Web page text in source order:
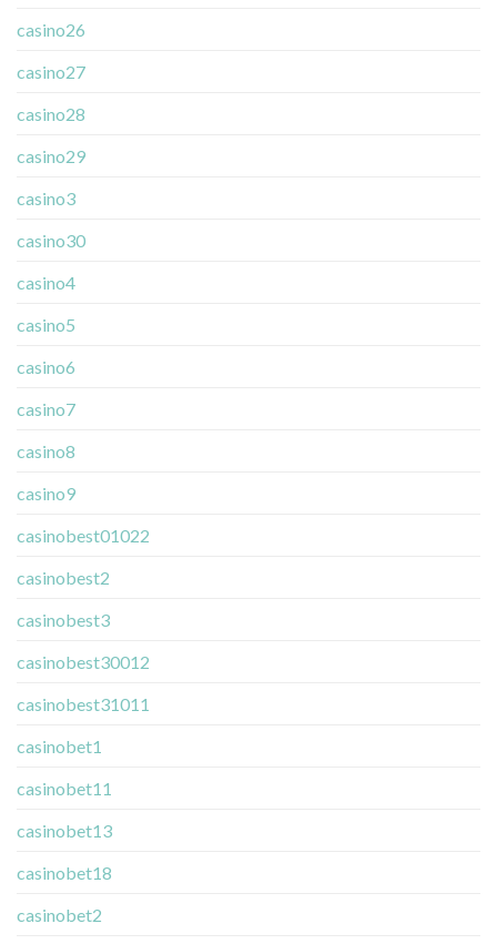
casino26
casino27
casino28
casino29
casino3
casino30
casino4
casino5
casino6
casino7
casino8
casino9
casinobest01022
casinobest2
casinobest3
casinobest30012
casinobest31011
casinobet1
casinobet11
casinobet13
casinobet18
casinobet2